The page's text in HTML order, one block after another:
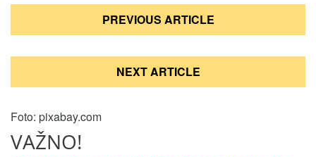
Кретање
PREVIOUS ARTICLE
NEXT ARTICLE
Foto: pixabay.com
VAŽNO!